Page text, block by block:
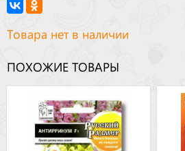
Товара нет в наличии
ПОХОЖИЕ ТОВАРЫ